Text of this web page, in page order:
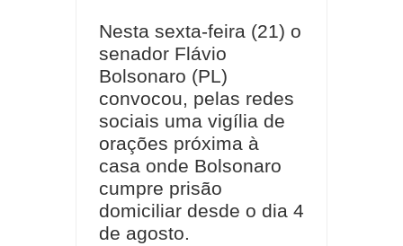
Nesta sexta-feira (21) o
senador Flávio
Bolsonaro (PL)
convocou, pelas redes
sociais uma vigília de
orações próxima à
casa onde Bolsonaro
cumpre prisão
domiciliar desde o dia 4
de agosto.